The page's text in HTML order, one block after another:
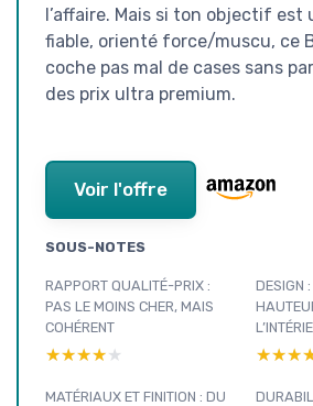
l’affaire. Mais si ton objectif est
fiable, orienté force/muscu, ce
coche pas mal de cases sans
des prix ultra premium.
Voir l'offre
SOUS-NOTES
RAPPORT QUALITÉ-PRIX :
PAS LE MOINS CHER, MAIS
COHÉRENT
★★★★★
★★★★★
DESIGN
MATÉRIAUX ET FINITION : DU